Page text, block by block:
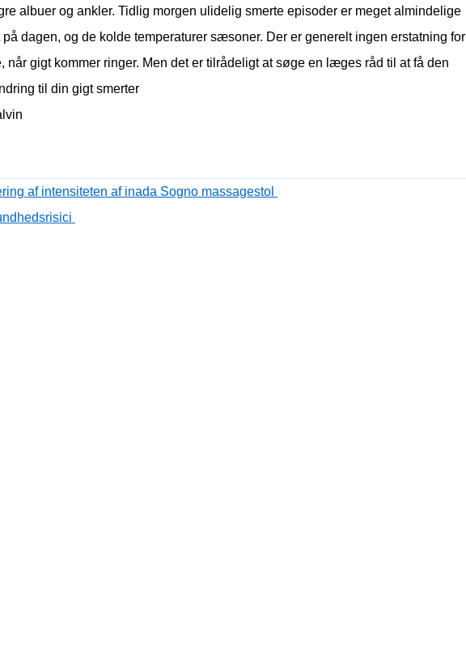
albuer og ankler. Tidlig morgen ulidelig smerte episoder er meget almindelige
dagen, og de kolde temperaturer sæsoner. Der er generelt ingen erstatning for
når gigt kommer ringer. Men det er tilrådeligt at søge en læges råd til at få den
til din gigt smerter
af intensiteten af ​​inada Sogno massagestol